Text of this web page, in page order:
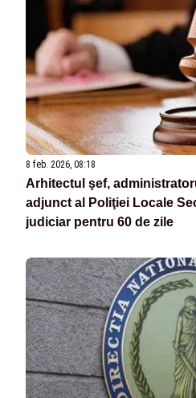
8 feb. 2026, 08:18
Arhitectul şef,
adjunct al Poliţiei Locale
judiciar pentru 60 de zile